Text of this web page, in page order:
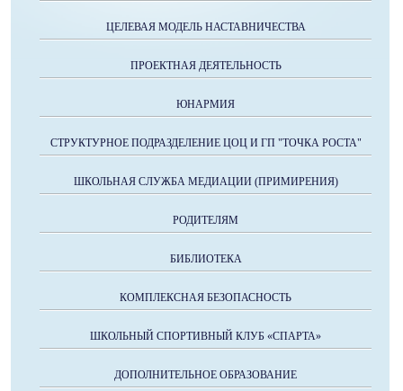
ЦЕЛЕВАЯ МОДЕЛЬ НАСТАВНИЧЕСТВА
ПРОЕКТНАЯ ДЕЯТЕЛЬНОСТЬ
ЮНАРМИЯ
СТРУКТУРНОЕ ПОДРАЗДЕЛЕНИЕ ЦОЦ И ГП "ТОЧКА РОСТА"
ШКОЛЬНАЯ СЛУЖБА МЕДИАЦИИ (ПРИМИРЕНИЯ)
РОДИТЕЛЯМ
БИБЛИОТЕКА
КОМПЛЕКСНАЯ БЕЗОПАСНОСТЬ
ШКОЛЬНЫЙ СПОРТИВНЫЙ КЛУБ «СПАРТА»
ДОПОЛНИТЕЛЬНОЕ ОБРАЗОВАНИЕ